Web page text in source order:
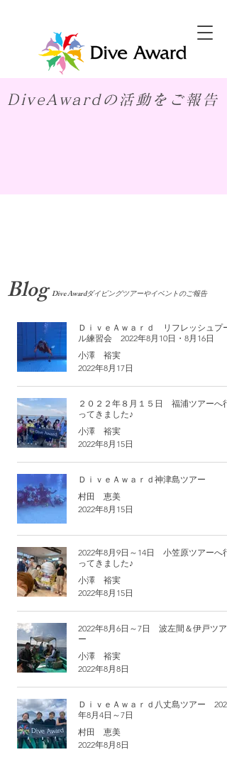
DiveAwardの活動をご報告
​BlogDive Awardダイビングツアーやイベントのご報告
ＤｉｖｅＡｗａｒｄ リフレッシュプー
ル練習会 2022年8月10日・8月16日
小澤 裕実
2022年8月17日
２０２２年８月１５日 福浦ツアーへ行
ってきました♪
小澤 裕実
2022年8月15日
ＤｉｖｅＡｗａｒｄ神津島ツアー
村田 恵美
2022年8月15日
2022年8月9日～14日 小笠原ツアーへ行
ってきました♪
小澤 裕実
2022年8月15日
2022年8月6日～7日 波左間＆伊戸ツア
ー
小澤 裕実
2022年8月8日
ＤｉｖｅＡｗａｒｄ八丈島ツアー 2022
年8月4日～7日
村田 恵美
2022年8月8日